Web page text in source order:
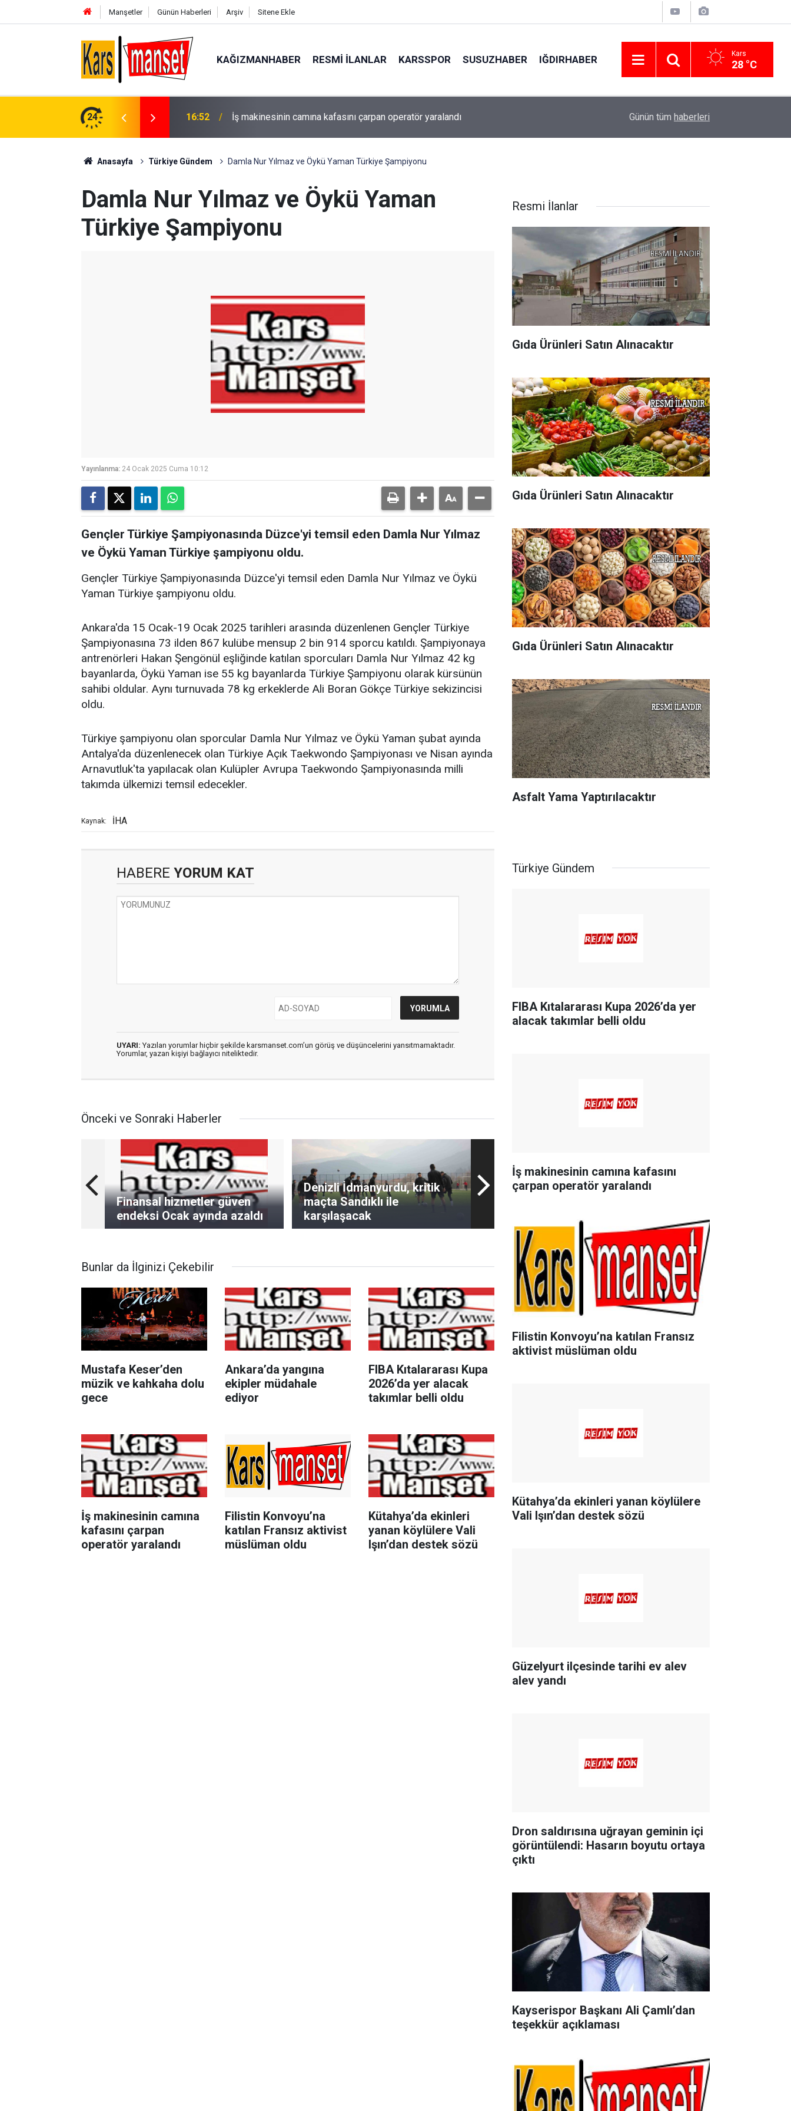
Manşetler Günün Haberleri Arşiv Sitene Ekle
KAĞIZMANHABER RESMI İLANLAR KARSSPOR SUSUZHABER IĞDIRHABER Kars
28 °C
24
operatör yaralandı 16:51 Filistin Konvoyu’na katılan Fransız aktivist müslüman oldu Kütahya’da ekinleri yanan köylülere Vali
Günün tüm haberleri
Anasayfa Türkiye Gündem Damla Nur Yılmaz ve Öykü Yaman Türkiye Şampiyonu
Damla Nur Yılmaz ve Öykü Yaman
Türkiye Şampiyonu
Yayınlanma: 24 Ocak 2025 Cuma 10:12
Gençler Türkiye Şampiyonasında Düzce'yi temsil eden Damla Nur Yılmaz
ve Öykü Yaman Türkiye şampiyonu oldu.
Gençler Türkiye Şampiyonasında Düzce'yi temsil eden Damla Nur Yılmaz ve Öykü
Yaman Türkiye şampiyonu oldu.
Ankara'da 15 Ocak-19 Ocak 2025 tarihleri arasında düzenlenen Gençler Türkiye
Şampiyonasına 73 ilden 867 kulübe mensup 2 bin 914 sporcu katıldı. Şampiyonaya
antrenörleri Hakan Şengönül eşliğinde katılan sporcuları Damla Nur Yılmaz 42 kg
bayanlarda, Öykü Yaman ise 55 kg bayanlarda Türkiye Şampiyonu olarak kürsünün
sahibi oldular. Aynı turnuvada 78 kg erkeklerde Ali Boran Gökçe Türkiye sekizincisi
oldu.
Türkiye şampiyonu olan sporcular Damla Nur Yılmaz ve Öykü Yaman şubat ayında
Antalya'da düzenlenecek olan Türkiye Açık Taekwondo Şampiyonası ve Nisan ayında
Arnavutluk'ta yapılacak olan Kulüpler Avrupa Taekwondo Şampiyonasında milli
takımda ülkemizi temsil edecekler.
Kaynak: İHA
HABERE YORUM KAT
UYARI: Yazılan yorumlar hiçbir şekilde karsmanset.com’un görüş ve düşüncelerini yansıtmamaktadır.
Yorumlar, yazan kişiyi bağlayıcı niteliktedir.
Önceki ve Sonraki Haberler
Finansal hizmetler güven
endeksi Ocak ayında azaldı
Denizli İdmanyurdu, kritik
maçta Sandıklı ile
karşılaşacak
Bunlar da İlginizi Çekebilir
Mustafa Keser’den
müzik ve kahkaha dolu
gece
Ankara’da yangına
ekipler müdahale
ediyor
FIBA Kıtalararası Kupa
2026’da yer alacak
takımlar belli oldu
İş makinesinin camına
kafasını çarpan
operatör yaralandı
Filistin Konvoyu’na
katılan Fransız aktivist
müslüman oldu
Kütahya’da ekinleri
yanan köylülere Vali
Işın’dan destek sözü
Resmi İlanlar
Gıda Ürünleri Satın Alınacaktır
Gıda Ürünleri Satın Alınacaktır
Gıda Ürünleri Satın Alınacaktır
Asfalt Yama Yaptırılacaktır
Türkiye Gündem
FIBA Kıtalararası Kupa 2026’da yer
alacak takımlar belli oldu
İş makinesinin camına kafasını
çarpan operatör yaralandı
Filistin Konvoyu’na katılan Fransız
aktivist müslüman oldu
Kütahya’da ekinleri yanan köylülere
Vali Işın’dan destek sözü
Güzelyurt ilçesinde tarihi ev alev
alev yandı
Dron saldırısına uğrayan geminin içi
görüntülendi: Hasarın boyutu ortaya
çıktı
Kayserispor Başkanı Ali Çamlı’dan
teşekkür açıklaması